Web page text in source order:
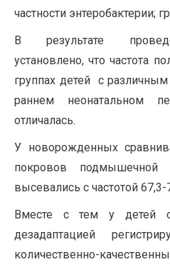
частности энтеробактерии;
В результате
установлено, что частота
группах детей с
раннем неонатальном
отличалась.
У новорожденных
покровов подмышечной
высевались с частотой 67,3-
Вместе с тем у детей с
дезадаптацией
количественно-